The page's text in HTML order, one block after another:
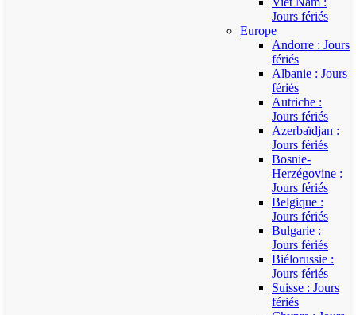
Jours fériés
Europe
Andorre : Jours
fériés
Albanie : Jours
fériés
Autriche :
Jours fériés
Azerbaïdjan :
Jours fériés
Bosnie-
Herzégovine :
Jours fériés
Belgique :
Jours fériés
Bulgarie :
Jours fériés
Biélorussie :
Jours fériés
Suisse : Jours
fériés